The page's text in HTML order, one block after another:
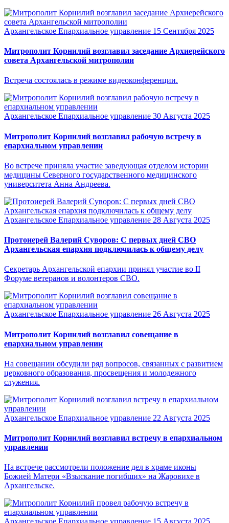
Архангельское Епархиальное управление 15 Сентября 2025
Митрополит Корнилий возглавил заседание Архиерейского
совета Архангельской митрополии
Встреча состоялась в режиме видеоконференции.
Архангельское Епархиальное управление 30 Августа 2025
Митрополит Корнилий возглавил рабочую встречу в
епархиальном управлении
Во встрече приняла участие заведующая отделом истории
медицины Северного государственного медицинского
университета Анна Андреева.
Архангельское Епархиальное управление 28 Августа 2025
Протоиерей Валерий Суворов: С первых дней СВО
Архангельская епархия подключилась к общему делу
Секретарь Архангельской епархии принял участие во II
Форуме ветеранов и волонтеров СВО.
Архангельское Епархиальное управление 26 Августа 2025
Митрополит Корнилий возглавил совещание в
епархиальном управлении
На совещании обсудили ряд вопросов, связанных с развитием
церковного образования, просвещения и молодежного
служения.
Архангельское Епархиальное управление 22 Августа 2025
Митрополит Корнилий возглавил встречу в епархиальном
управлении
На встрече рассмотрели положение дел в храме иконы
Божией Матери «Взыскание погибших» на Жаровихе в
Архангельске.